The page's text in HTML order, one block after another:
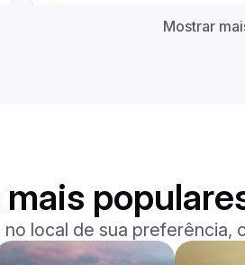
Ferrari
Mostrar
local de sua